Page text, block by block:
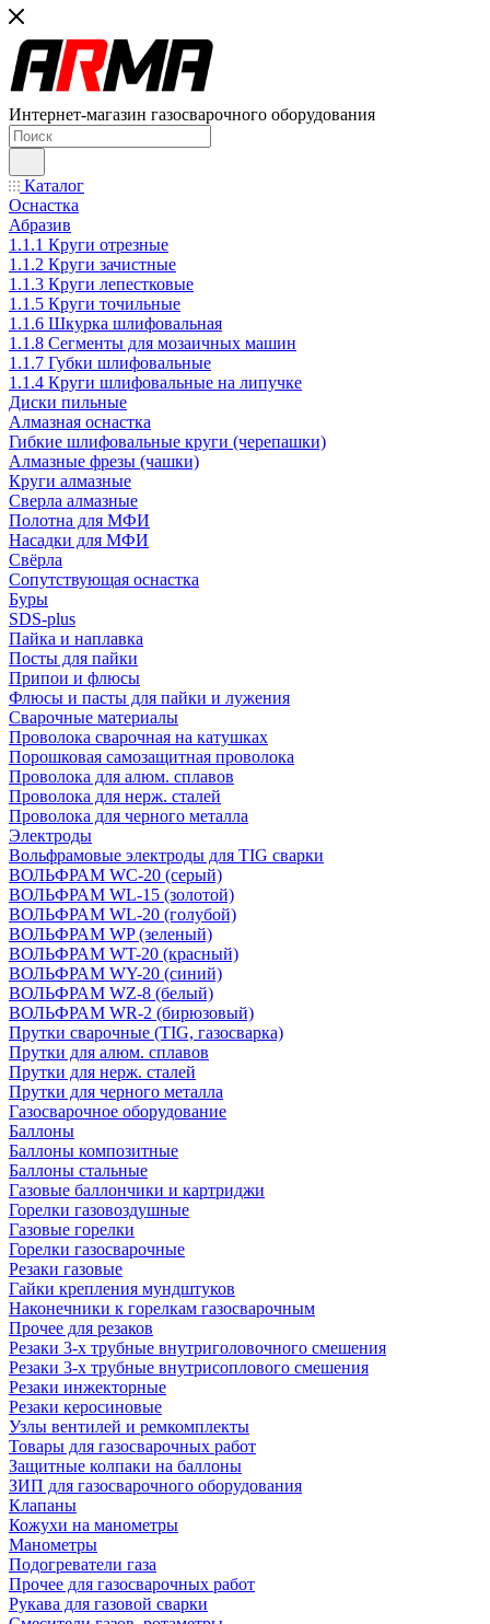
Интернет-магазин газосварочного оборудования
Каталог
Оснастка
Абразив
1.1.1 Круги отрезные
1.1.2 Круги зачистные
1.1.3 Круги лепестковые
1.1.5 Круги точильные
1.1.6 Шкурка шлифовальная
1.1.8 Сегменты для мозаичных машин
1.1.7 Губки шлифовальные
1.1.4 Круги шлифовальные на липучке
Диски пильные
Алмазная оснастка
Гибкие шлифовальные круги (черепашки)
Алмазные фрезы (чашки)
Круги алмазные
Сверла алмазные
Полотна для МФИ
Насадки для МФИ
Свёрла
Сопутствующая оснастка
Буры
SDS-plus
Пайка и наплавка
Посты для пайки
Припои и флюсы
Флюсы и пасты для пайки и лужения
Сварочные материалы
Проволока сварочная на катушках
Порошковая самозащитная проволока
Проволока для алюм. сплавов
Проволока для нерж. сталей
Проволока для черного металла
Электроды
Вольфрамовые электроды для TIG сварки
ВОЛЬФРАМ WC-20 (серый)
ВОЛЬФРАМ WL-15 (золотой)
ВОЛЬФРАМ WL-20 (голубой)
ВОЛЬФРАМ WP (зеленый)
ВОЛЬФРАМ WT-20 (красный)
ВОЛЬФРАМ WY-20 (синий)
ВОЛЬФРАМ WZ-8 (белый)
ВОЛЬФРАМ WR-2 (бирюзовый)
Прутки сварочные (TIG, газосварка)
Прутки для алюм. сплавов
Прутки для нерж. сталей
Прутки для черного металла
Газосварочное оборудование
Баллоны
Баллоны композитные
Баллоны стальные
Газовые баллончики и картриджи
Горелки газовоздушные
Газовые горелки
Горелки газосварочные
Резаки газовые
Гайки крепления мундштуков
Наконечники к горелкам газосварочным
Прочее для резаков
Резаки 3-х трубные внутриголовочного смешения
Резаки 3-х трубные внутрисоплового смешения
Резаки инжекторные
Резаки керосиновые
Узлы вентилей и ремкомплекты
Товары для газосварочных работ
Защитные колпаки на баллоны
ЗИП для газосварочного оборудования
Клапаны
Кожухи на манометры
Манометры
Подогреватели газа
Прочее для газосварочных работ
Рукава для газовой сварки